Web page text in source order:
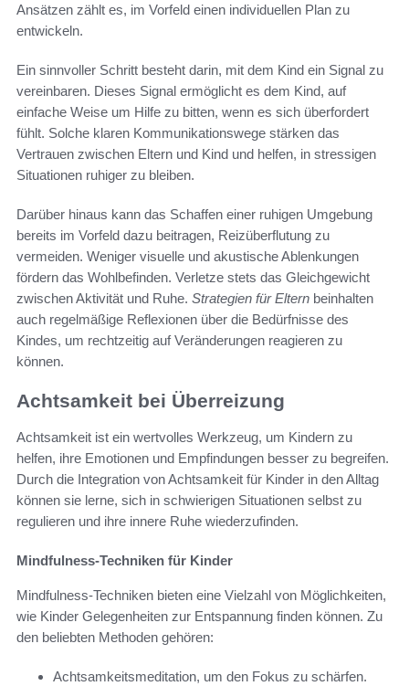
Ansätzen zählt es, im Vorfeld einen individuellen Plan zu
entwickeln.
Ein sinnvoller Schritt besteht darin, mit dem Kind ein Signal zu
vereinbaren. Dieses Signal ermöglicht es dem Kind, auf
einfache Weise um Hilfe zu bitten, wenn es sich überfordert
fühlt. Solche klaren Kommunikationswege stärken das
Vertrauen zwischen Eltern und Kind und helfen, in stressigen
Situationen ruhiger zu bleiben.
Darüber hinaus kann das Schaffen einer ruhigen Umgebung
bereits im Vorfeld dazu beitragen, Reizüberflutung zu
vermeiden. Weniger visuelle und akustische Ablenkungen
fördern das Wohlbefinden. Verletze stets das Gleichgewicht
zwischen Aktivität und Ruhe. Strategien für Eltern beinhalten
auch regelmäßige Reflexionen über die Bedürfnisse des
Kindes, um rechtzeitig auf Veränderungen reagieren zu
können.
Achtsamkeit bei Überreizung
Achtsamkeit ist ein wertvolles Werkzeug, um Kindern zu
helfen, ihre Emotionen und Empfindungen besser zu begreifen.
Durch die Integration von Achtsamkeit für Kinder in den Alltag
können sie lerne, sich in schwierigen Situationen selbst zu
regulieren und ihre innere Ruhe wiederzufinden.
Mindfulness-Techniken für Kinder
Mindfulness-Techniken bieten eine Vielzahl von Möglichkeiten,
wie Kinder Gelegenheiten zur Entspannung finden können. Zu
den beliebten Methoden gehören:
Achtsamkeitsmeditation, um den Fokus zu schärfen.